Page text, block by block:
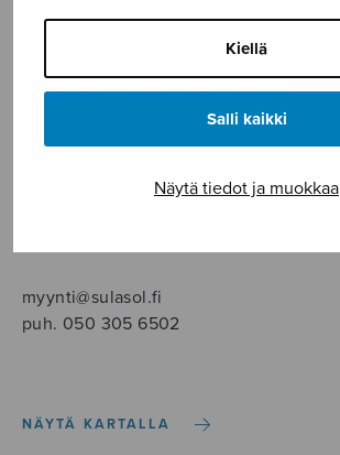
Kiellä
Salli kaikki
Näytä tiedot ja muokkaa
YLEINEN
Sulasol nuottikauppa
Myymälä avoinna
00180 Helsinki
myynti@sulasol.fi
puh. 050 305 6502
NÄYTÄ KARTALLA